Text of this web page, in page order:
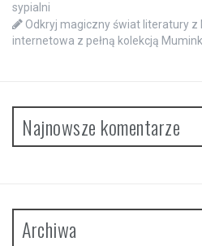
sypialni
Odkryj magiczny świat literatury
internetowa z pełną kolekcją
Najnowsze komentarze
Archiwa